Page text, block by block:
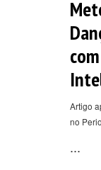
Artigo
no
...